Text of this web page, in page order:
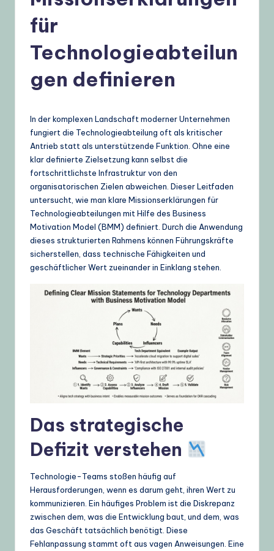
K
o
w
d
&
für
Technologieabteilun
gen definieren
In der komplexen Landschaft moderner Unternehmen
fungiert die Technologieabteilung oft als kritischer
Antrieb statt als unterstützende Funktion. Ohne eine
klar definierte Zielsetzung kann selbst die
fortschrittlichste Infrastruktur von den
organisatorischen Zielen abweichen. Dieser Leitfaden
untersucht, wie man klare Missionserklärungen für
Technologieabteilungen mit Hilfe des Business
Motivation Model (BMM) definiert. Durch die Anwendung
dieses strukturierten Rahmens können Führungskräfte
sicherstellen, dass technische Fähigkeiten und
geschäftlicher Wert zueinander in Einklang stehen.
Das strategische
Defizit verstehen
Technologie-Teams stoßen häufig auf
Herausforderungen, wenn es darum geht, ihren Wert zu
kommunizieren. Ein häufiges Problem ist die Diskrepanz
zwischen dem, was die Entwicklung baut, und dem, was
das Geschäft tatsächlich benötigt. Diese
Fehlanpassung stammt oft aus vagen Anweisungen. Eine